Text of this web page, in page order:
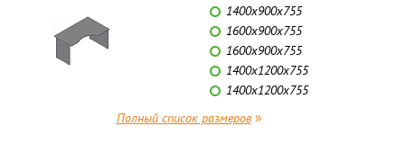
1400х900х755
1600х900х755
1600х900х755
1400х1200х755
1400х1200х755
Полный список размеров»